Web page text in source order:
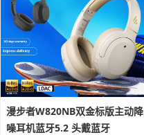
漫步者W820NB双金标版主动降
噪耳机蓝牙5.2 头戴蓝牙